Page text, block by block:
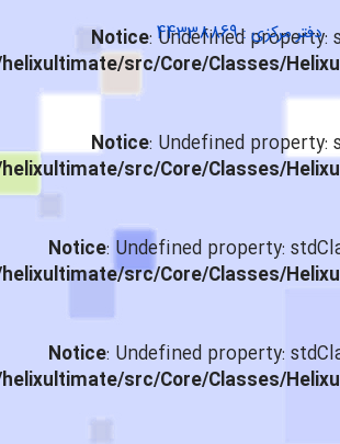
Notice: Undefined property:
src/Core/Classes/
Notice: Undefined property:
src/Core/Classes/
Notice: Undefined property:
src/Core/Classes/
Notice: Undefined property:
src/Core/Classes/
دفتر مرکزی : 44338869